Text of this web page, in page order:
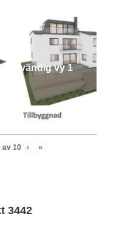
- Utvändig vy 1
av 10 › »
3442